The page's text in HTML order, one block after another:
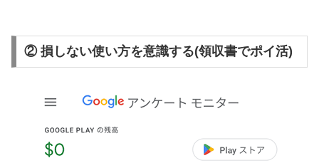
② 損しない使い方を意識する(領収書でポイ活)